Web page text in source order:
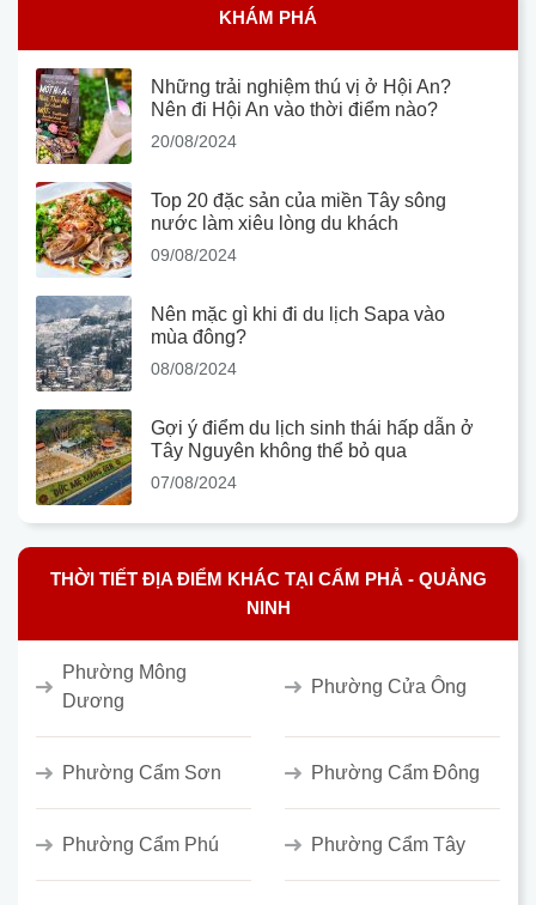
KHÁM PHÁ
Những trải nghiệm thú vị ở Hội An?
Nên đi Hội An vào thời điểm nào?
20/08/2024
Top 20 đặc sản của miền Tây sông
nước làm xiêu lòng du khách
09/08/2024
Nên mặc gì khi đi du lịch Sapa vào
mùa đông?
08/08/2024
Gợi ý điểm du lịch sinh thái hấp dẫn ở
Tây Nguyên không thể bỏ qua
07/08/2024
THỜI TIẾT ĐỊA ĐIỂM KHÁC TẠI CẨM PHẢ - QUẢNG
NINH
Phường Mông
Dương
Phường Cửa Ông
Phường Cẩm Sơn Phường Cẩm Đông
Phường Cẩm Phú Phường Cẩm Tây